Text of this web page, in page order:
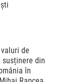
de
susținere din
în